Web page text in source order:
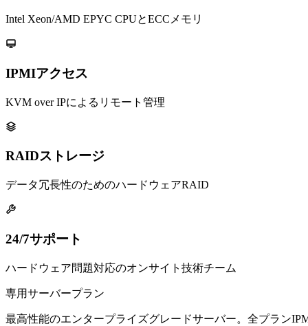
Intel Xeon/AMD EPYC CPUとECCメモリ
IPMIアクセス
KVM over IPによるリモート管理
RAIDストレージ
データ冗長性のためのハードウェアRAID
24/7サポート
ハードウェア問題対応のオンサイト技術チーム
専用サーバープラン
最高性能のエンタープライズグレードサーバー。全プラン